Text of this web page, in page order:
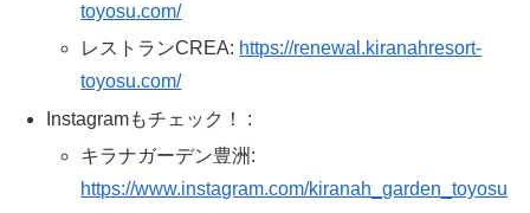
toyosu.com/
レストランCREA: https://renewal.kiranahresort-
toyosu.com/
Instagramもチェック！ :
キラナガーデン豊洲:
https://www.instagram.com/kiranah_garden_toyosu